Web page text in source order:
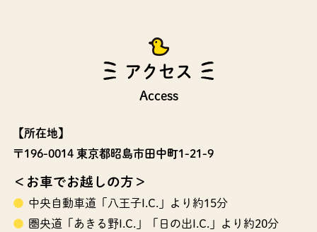
アクセス
Access
【所在地】
〒196-0014 東京都昭島市田中町1-21-9
＜お車でお越しの方＞
中央自動車道「八王子I.C.」より約15分
圏央道「あきる野I.C.」「日の出I.C.」より約20分